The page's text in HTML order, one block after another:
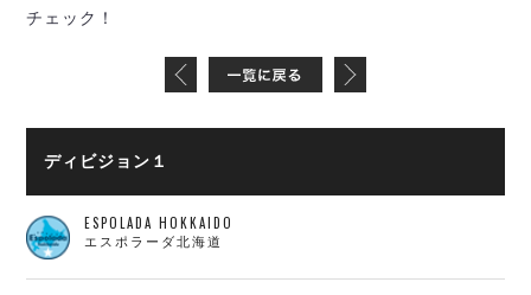
チェック！
ディビジョン１
ESPOLADA HOKKAIDO
エスポラーダ北海道